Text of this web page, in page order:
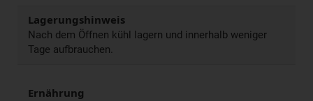
Lagerungshinweis
Nach dem Öffnen kühl lagern und innerhalb weniger
Tage aufbrauchen.
Ernährung